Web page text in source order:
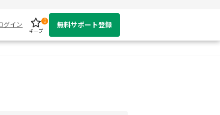
グイン
キープ
0
無料サポート登録